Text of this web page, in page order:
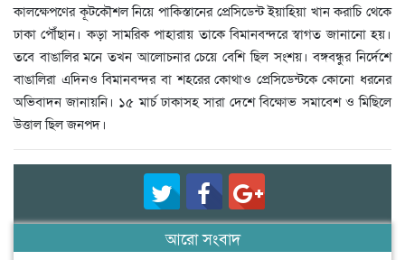
কালক্ষেপণের কূটকৌশল নিয়ে পাকিস্তানের প্রেসিডেন্ট ইয়াহিয়া খান করাচি থেকে
ঢাকা পৌঁছান। কড়া সামরিক পাহারায় তাকে বিমানবন্দরে স্বাগত জানানো হয়।
তবে বাঙালির মনে তখন আলোচনার চেয়ে বেশি ছিল সংশয়। বঙ্গবন্ধুর নির্দেশে
বাঙালিরা এদিনও বিমানবন্দর বা শহরের কোথাও প্রেসিডেন্টকে কোনো ধরনের
অভিবাদন জানায়নি। ১৫ মার্চ ঢাকাসহ সারা দেশে বিক্ষোভ সমাবেশ ও মিছিলে
উত্তাল ছিল জনপদ।
আরো সংবাদ